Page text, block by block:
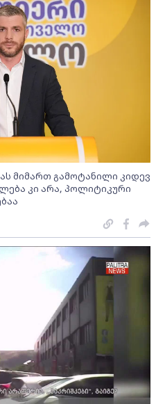
მიმართ გამოტანილი კიდევ
კი არა, პოლიტიკური